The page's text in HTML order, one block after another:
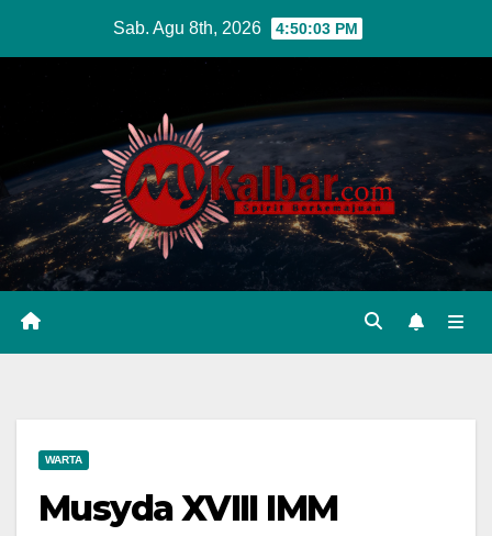
Sab. Agu 8th, 2026 4:50:04 PM
WARTA
Musyda XVIII IMM